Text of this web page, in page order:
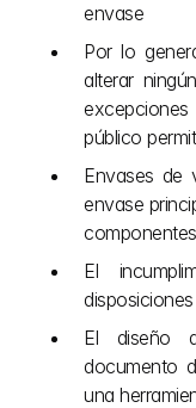
envase
Por lo
alterar
público
Envases de
envase
componentes
El
El diseño
documento
una